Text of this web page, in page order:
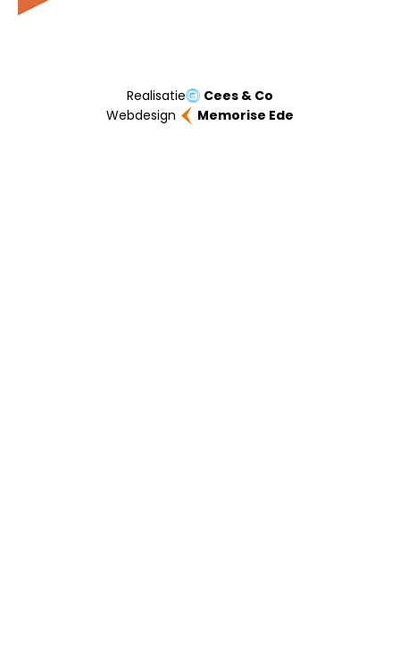
Realisatie
Cees & Co
Webdesign
Memorise Ede